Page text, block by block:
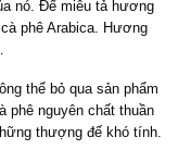
nó. Để miêu tả hương
phê Arabica. Hương
thể bỏ qua sản phẩm
phê nguyên chất thuần
thượng đế khó tính.